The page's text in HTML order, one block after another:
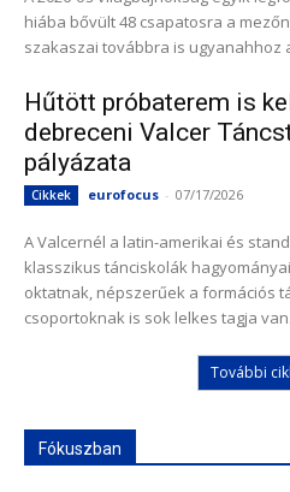
hiába bővült 48 csapatosra a
szakaszai továbbra is ugyanahhoz
Hűtött próbaterem is
debreceni Valcer
pályázata
Cikkek eurofocus - 07/17/2026
A Valcernél a latin-amerikai és
klasszikus tánciskolák
oktatnak, népszerűek a formációs
csoportoknak is sok lelkes tagja van.
További
Fókuszban